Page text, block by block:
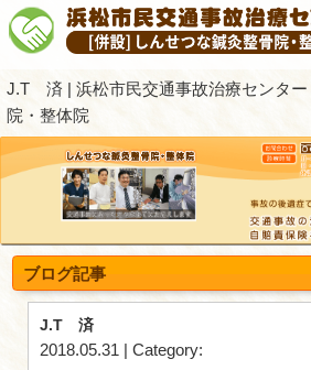
J.T 済 | 浜松市民交通事
院・整体院